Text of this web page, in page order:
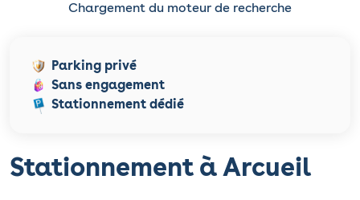
Chargement du moteur de recherche
Parking privé
Sans engagement
Stationnement dédié
Stationnement à Arcueil